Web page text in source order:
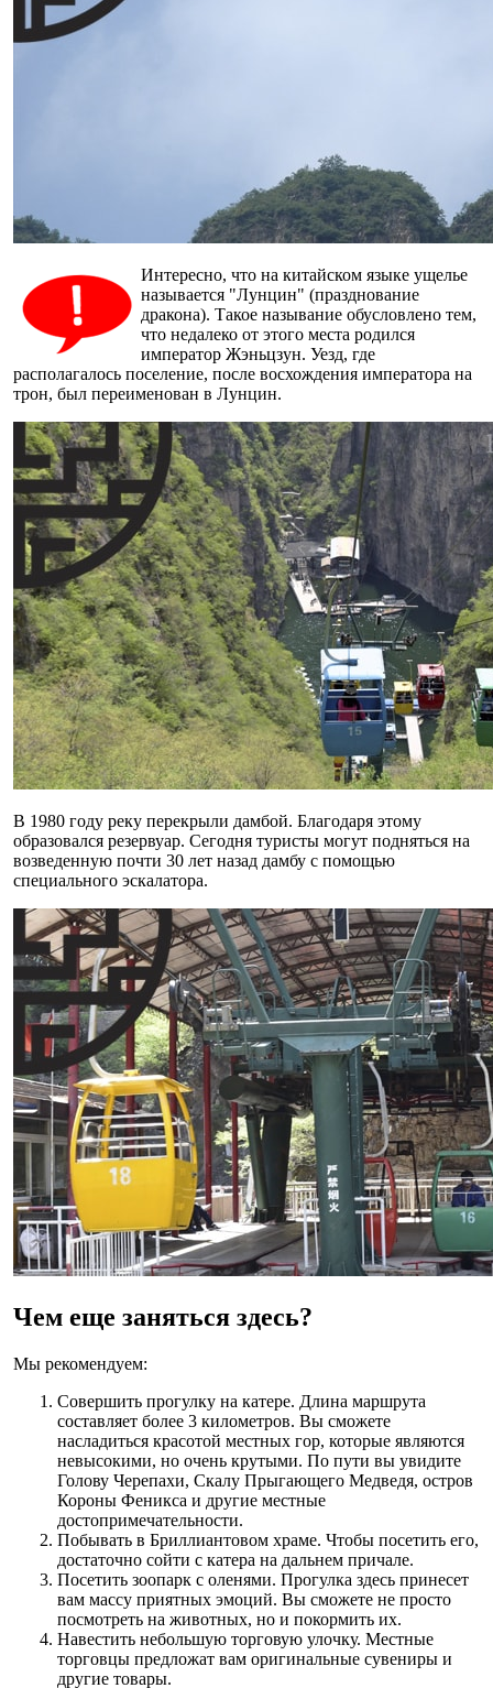
Интересно, что на китайском языке ущелье
называется "Лунцин" (празднование
дракона). Такое называние обусловлено тем,
что недалеко от этого места родился
император Жэньцзун. Уезд, где
располагалось поселение, после восхождения императора на
трон, был переименован в Лунцин.
В 1980 году реку перекрыли дамбой. Благодаря этому
образовался резервуар. Сегодня туристы могут подняться на
возведенную почти 30 лет назад дамбу с помощью
специального эскалатора.
Чем еще заняться здесь?
Мы рекомендуем:
Совершить прогулку на катере. Длина маршрута
составляет более 3 километров. Вы сможете
насладиться красотой местных гор, которые являются
невысокими, но очень крутыми. По пути вы увидите
Голову Черепахи, Скалу Прыгающего Медведя, остров
Короны Феникса и другие местные
достопримечательности.
Побывать в Бриллиантовом храме. Чтобы посетить его,
достаточно сойти с катера на дальнем причале.
Посетить зоопарк с оленями. Прогулка здесь принесет
вам массу приятных эмоций. Вы сможете не просто
посмотреть на животных, но и покормить их.
Навестить небольшую торговую улочку. Местные
торговцы предложат вам оригинальные сувениры и
другие товары.